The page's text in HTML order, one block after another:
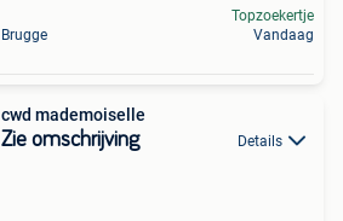
Brugge
Topzoekertje
Vandaag
cwd mademoiselle
Zie omschrijving Details